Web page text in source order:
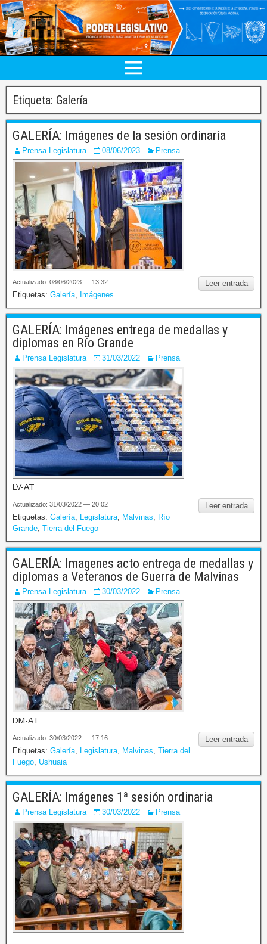
Etiqueta: Galería
GALERÍA: Imágenes de la sesión ordinaria
Prensa Legislatura 08/06/2023 Prensa
Leer entrada
Actualizado: 08/06/2023 — 13:32
Etiquetas: Galería Imágenes
GALERÍA: Imágenes entrega de medallas y
diplomas en Río Grande
Prensa Legislatura 31/03/2022 Prensa
LV-AT
Leer entrada
Actualizado: 31/03/2022 — 20:02
Etiquetas: Galería Legislatura Malvinas
Río
Grande Tierra del Fuego
GALERÍA: Imagenes acto entrega de medallas y
diplomas a Veteranos de Guerra de Malvinas
Prensa Legislatura 30/03/2022 Prensa
DM-AT
Leer entrada
Actualizado: 30/03/2022 — 17:16
Etiquetas: Galería Legislatura Malvinas Tierra del
Fuego Ushuaia
GALERÍA: Imágenes 1ª sesión ordinaria
Prensa Legislatura 30/03/2022 Prensa